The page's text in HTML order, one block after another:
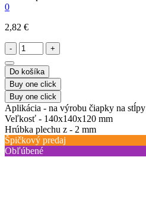
0
2,82 €
- +
Do košíka
Buy one click
Buy one click
Aplikácia - na výrobu čiapky na stĺpy
Veľkosť - 140x140x120 mm
Hrúbka plechu z - 2 mm
Špičkový predaj
Obľúbené